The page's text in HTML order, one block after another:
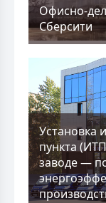
Офисно-
Сберсити
Установка
пункта
заводе —